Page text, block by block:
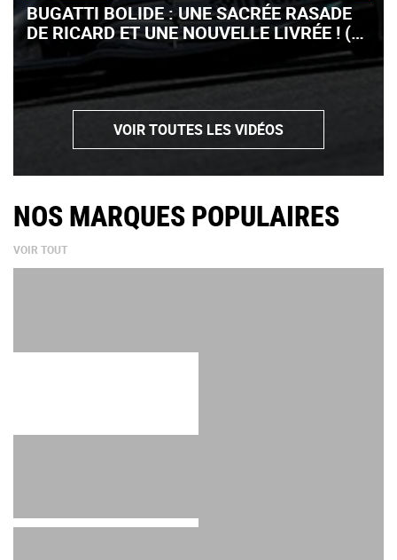
BUGATTI BOLIDE : UNE SACRÉE RASADE
DE RICARD ET UNE NOUVELLE LIVRÉE ! (+
VIDÉO)
VOIR TOUTES LES VIDÉOS
NOS MARQUES POPULAIRES
VOIR TOUT